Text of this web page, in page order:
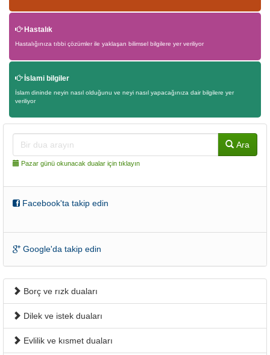
Hastalık
Hastalığınıza tıbbi çözümler ile yaklaşan bilimsel bilgilere yer veriliyor
İslami bilgiler
İslam dininde neyin nasıl olduğunu ve neyi nasıl yapacağınıza dair bilgilere yer
veriliyor
Ara
Pazar günü okunacak dualar için tıklayın
Facebook'ta takip edin
Google'da takip edin
Borç ve rızk duaları
Dilek ve istek duaları
Evlilik ve kısmet duaları